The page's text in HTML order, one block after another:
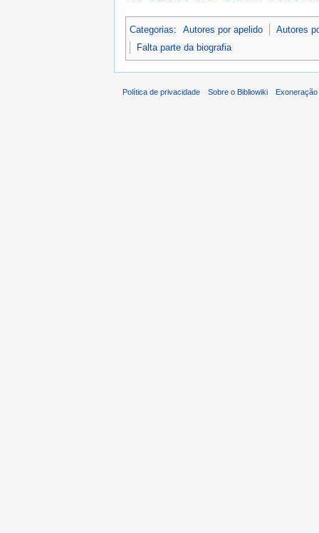
Categorias: Autores por apelido
Autores
Falta parte da biografia
Política de privacidade Sobre o Bibliowiki